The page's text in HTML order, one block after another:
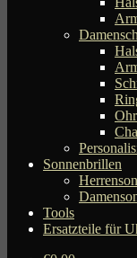
Sonnenbrillen
Tools
Ersatzteile für